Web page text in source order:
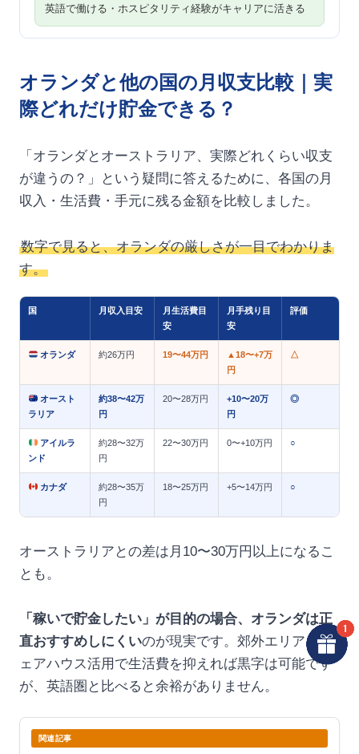
英語で働ける・ホスピタリティ経験がキャリアに活きる
オランダと他の国の月収支比較｜実
際どれだけ貯金できる？
「オランダとオーストラリア、実際どれくらい収支
が違うの？」という疑問に答えるために、各国の月
収入・生活費・手元に残る金額を比較しました。
数字で見ると、オランダの厳しさが一目でわかりま
す。
国 月収入目安
月生活費目
安
月手残り目
安
評価
オランダ 約26万円 19〜44万円
▲18〜+7万
円
△
オースト
ラリア
約38〜42万
円
20〜28万円
+10〜20万
円
◎
アイルラ
ンド
約28〜32万
円
22〜30万円 0〜+10万円 ○
カナダ
約28〜35万
円
18〜25万円 +5〜14万円 ○
オーストラリアとの差は月10〜30万円以上になるこ
とも。
「稼いで貯金したい」が目的の場合、オランダは正
直おすすめしにくいのが現実です。郊外エリア・シ
ェアハウス活用で生活費を抑えれば黒字は可能です
が、英語圏と比べると余裕がありません。
関連記事